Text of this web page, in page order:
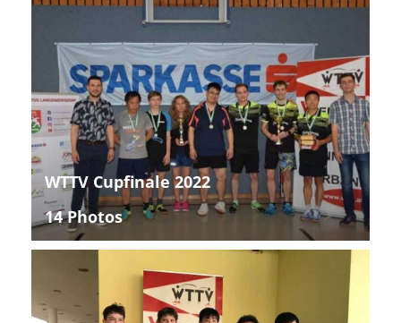
WTTV Cupfinale 2022
14 Photos